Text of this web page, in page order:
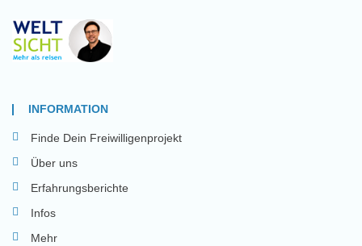
INFORMATION
Finde Dein Freiwilligenprojekt
Über uns
Erfahrungsberichte
Infos
Mehr